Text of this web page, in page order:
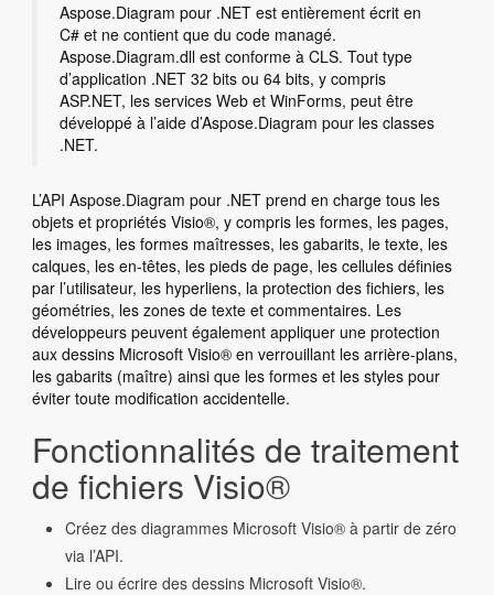
Aspose.Diagram pour .NET est entièrement écrit en
C# et ne contient que du code managé.
Aspose.Diagram.dll est conforme à CLS. Tout type
d’application .NET 32 bits ou 64 bits, y compris
ASP.NET, les services Web et WinForms, peut être
développé à l’aide d’Aspose.Diagram pour les classes
.NET.
L’API Aspose.Diagram pour .NET prend en charge tous les
objets et propriétés Visio®, y compris les formes, les pages,
les images, les formes maîtresses, les gabarits, le texte, les
calques, les en-têtes, les pieds de page, les cellules définies
par l’utilisateur, les hyperliens, la protection des fichiers, les
géométries, les zones de texte et commentaires. Les
développeurs peuvent également appliquer une protection
aux dessins Microsoft Visio® en verrouillant les arrière-plans,
les gabarits (maître) ainsi que les formes et les styles pour
éviter toute modification accidentelle.
Fonctionnalités de traitement
de fichiers Visio®
Créez des diagrammes Microsoft Visio® à partir de zéro
via l’API.
Lire ou écrire des dessins Microsoft Visio®.